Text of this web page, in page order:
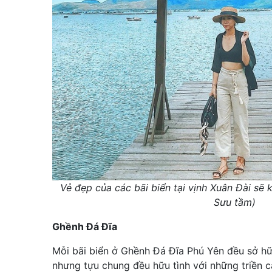
Vẻ đẹp của các bãi biển tại vịnh Xuân Đài sẽ
Sưu tầm)
Ghềnh Đá Đĩa
Mỗi bãi biển ở Ghềnh Đá Đĩa Phú Yên đều sở
nhưng tựu chung đều hữu tình với những triền